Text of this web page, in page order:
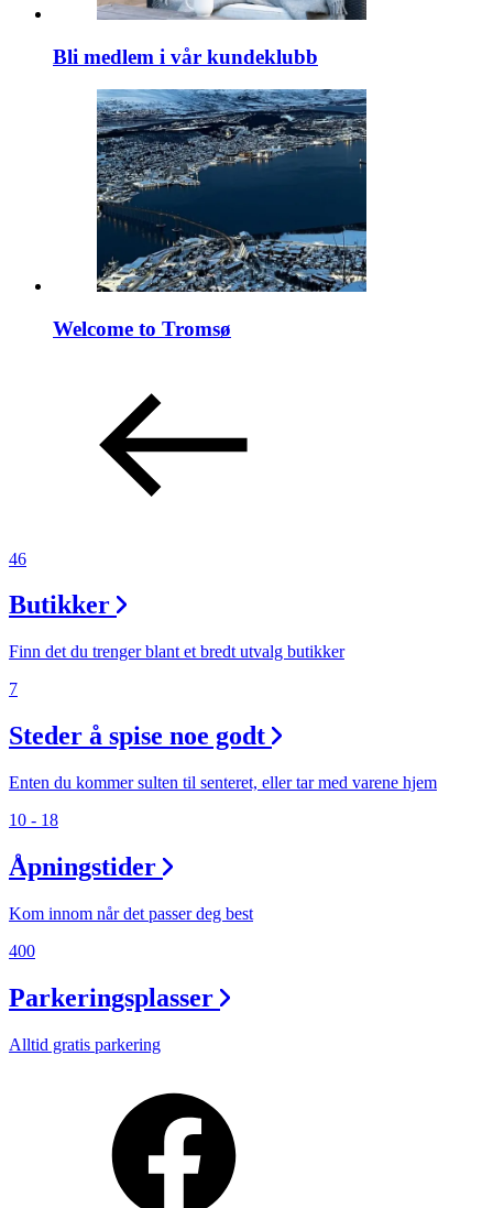
Bli medlem i vår kundeklubb
Welcome to Tromsø
46
Butikker
Finn det du trenger blant et bredt utvalg butikker
7
Steder å spise noe godt
Enten du kommer sulten til senteret, eller tar med varene hjem
10 - 18
Åpningstider
Kom innom når det passer deg best
400
Parkeringsplasser
Alltid gratis parkering